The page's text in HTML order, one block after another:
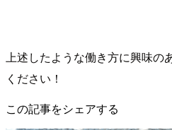
上述したような働き方に興味
ください！
この記事をシェアする